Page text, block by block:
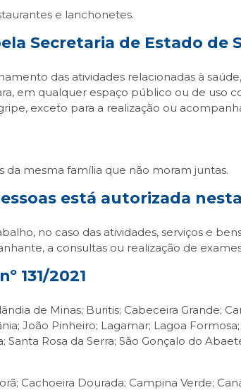
e lanchonetes.
Secretaria de Estado de
das atividades relacionadas à
em qualquer espaço público ou de uso
exceto para a realização ou
da mesma família que não moram juntas.
está autorizada
no caso das atividades, serviços e
a consultas ou realização de
131/2021
de Minas; Buritis; Cabeceira Grande;
João Pinheiro; Lagamar; Lagoa
Rosa da Serra; São Gonçalo do
Cachoeira Dourada; Campina Verde;